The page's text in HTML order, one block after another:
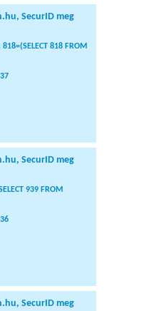
SecurID meg
818 FROM
SecurID meg
939 FROM
SecurID meg